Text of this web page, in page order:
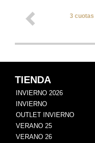
3 cuotas
TIENDA
INVIERNO 2026
INVIERNO
OUTLET INVIERNO
VERANO 25
VERANO 26